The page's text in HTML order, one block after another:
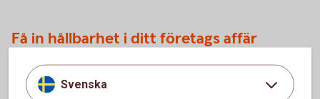
Få in hållbarhet i ditt företags affär
Små och medelstora företag står för både sysselsättning
Svenska